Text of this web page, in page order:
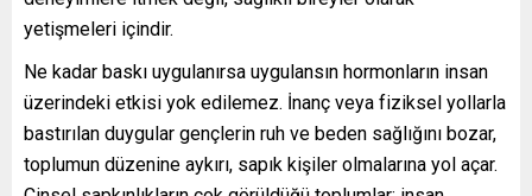
yetişmeleri içindir.
Ne kadar baskı uygulanırsa uygulansın hormonların insan
üzerindeki etkisi yok edilemez. İnanç veya fiziksel yollarla
bastırılan duygular gençlerin ruh ve beden sağlığını bozar,
toplumun düzenine aykırı, sapık kişiler olmalarına yol açar.